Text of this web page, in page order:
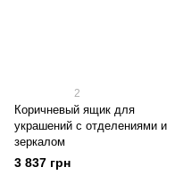
2
Коричневый ящик для
украшений с отделениями и
зеркалом
3 837 грн